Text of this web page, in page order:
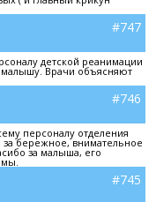
#747
детской реанимации
Врачи объясняют
#746
персоналу отделения
бережное, внимательное
за малыша, его
#745